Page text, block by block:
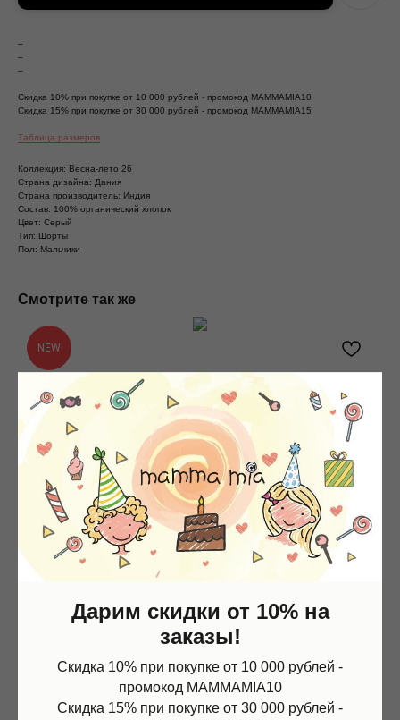
–
–
–
Скидка 10% при покупке от 10 000 рублей - промокод MAMMAMIA10
Скидка 15% при покупке от 30 000 рублей - промокод MAMMAMIA15
Таблица размеров
Коллекция: Весна-лето 26
Страна дизайна: Дания
Страна производитель: Индия
Состав: 100% органический хлопок
Цвет: Серый
Тип: Шорты
Пол: Мальчики
Смотрите так же
NEW
Дарим скидки от 10% на
заказы!
Скидка 10% при покупке от 10 000 рублей -
промокод MAMMAMIA10
Скидка 15% при покупке от 30 000 рублей -